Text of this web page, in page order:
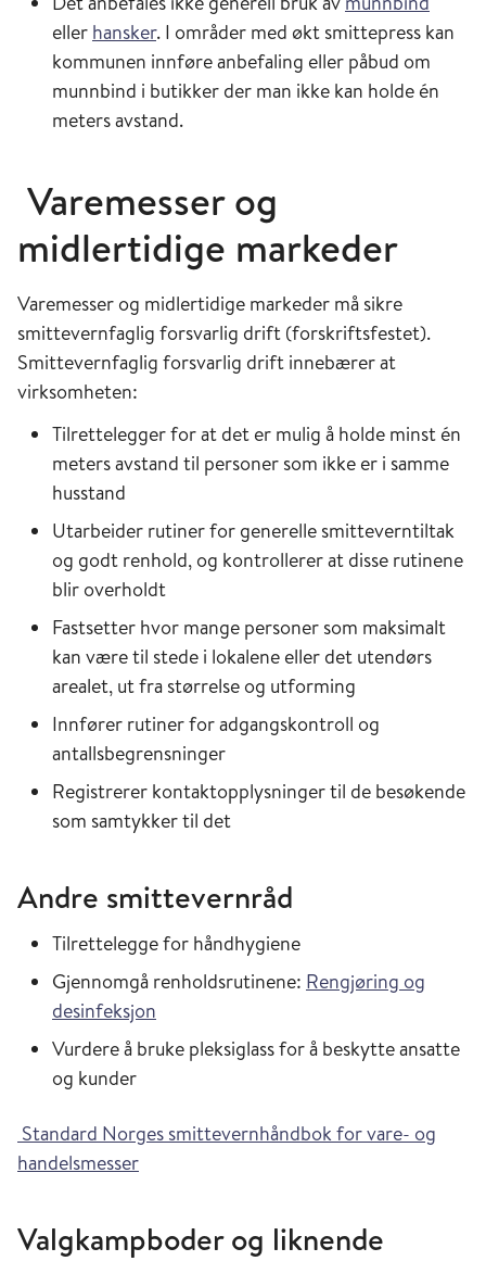
eller hansker. I områder med økt smittepress kan
kommunen innføre anbefaling eller påbud om
munnbind i butikker der man ikke kan holde én
meters avstand.
Varemesser og
midlertidige markeder
Varemesser og midlertidige markeder må sikre
smittevernfaglig forsvarlig drift (forskriftsfestet).
Smittevernfaglig forsvarlig drift innebærer at
virksomheten:
Tilrettelegger for at det er mulig å holde minst én
meters avstand til personer som ikke er i samme
husstand
Utarbeider rutiner for generelle smitteverntiltak
og godt renhold, og kontrollerer at disse rutinene
blir overholdt
Fastsetter hvor mange personer som maksimalt
kan være til stede i lokalene eller det utendørs
arealet, ut fra størrelse og utforming
Innfører rutiner for adgangskontroll og
antallsbegrensninger
Registrerer kontaktopplysninger til de besøkende
som samtykker til det
Andre smittevernråd
Tilrettelegge for håndhygiene
Gjennomgå renholdsrutinene: Rengjøring og
desinfeksjon
Vurdere å bruke pleksiglass for å beskytte ansatte
og kunder
Standard Norges smittevernhåndbok for vare- og
handelsmesser
Valgkampboder og liknende